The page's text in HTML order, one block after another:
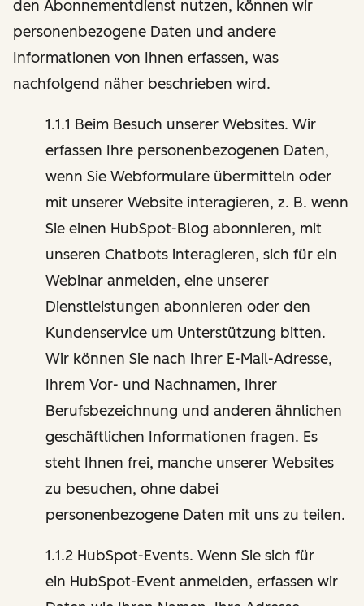
den Abonnementdienst nutzen, können wir
personenbezogene Daten und andere
Informationen von Ihnen erfassen, was
nachfolgend näher beschrieben wird.
1.1.1 Beim Besuch unserer Websites. Wir
erfassen Ihre personenbezogenen Daten,
wenn Sie Webformulare übermitteln oder
mit unserer Website interagieren, z. B. wenn
Sie einen HubSpot-Blog abonnieren, mit
unseren Chatbots interagieren, sich für ein
Webinar anmelden, eine unserer
Dienstleistungen abonnieren oder den
Kundenservice um Unterstützung bitten.
Wir können Sie nach Ihrer E-Mail-Adresse,
Ihrem Vor- und Nachnamen, Ihrer
Berufsbezeichnung und anderen ähnlichen
geschäftlichen Informationen fragen. Es
steht Ihnen frei, manche unserer Websites
zu besuchen, ohne dabei
personenbezogene Daten mit uns zu teilen.
1.1.2 HubSpot-Events. Wenn Sie sich für
ein HubSpot-Event anmelden, erfassen wir